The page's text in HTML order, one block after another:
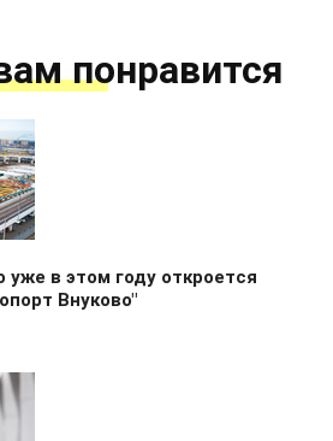
понравится
уже в этом году откроется
Внуково"